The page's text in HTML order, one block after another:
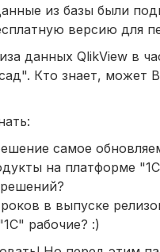
из базы были
версию для
данных QlikView в
Кто знает, может
самое
на платформе
в выпуске
рабочие? :)